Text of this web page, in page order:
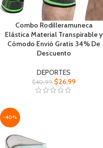
Combo Rodilleramuneca
Elástica Material Transpirable y
Cómodo Envió Gratis 34% De
Descuento
DEPORTES
$40,99 $26,99
-40%